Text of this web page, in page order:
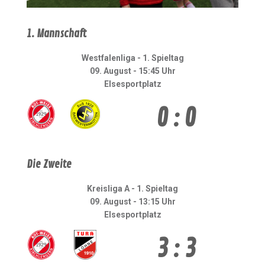
1. Mannschaft
Westfalenliga - 1. Spieltag
09. August - 15:45 Uhr
Elsesportplatz
0 : 0
Die Zweite
Kreisliga A - 1. Spieltag
09. August - 13:15 Uhr
Elsesportplatz
3 : 3